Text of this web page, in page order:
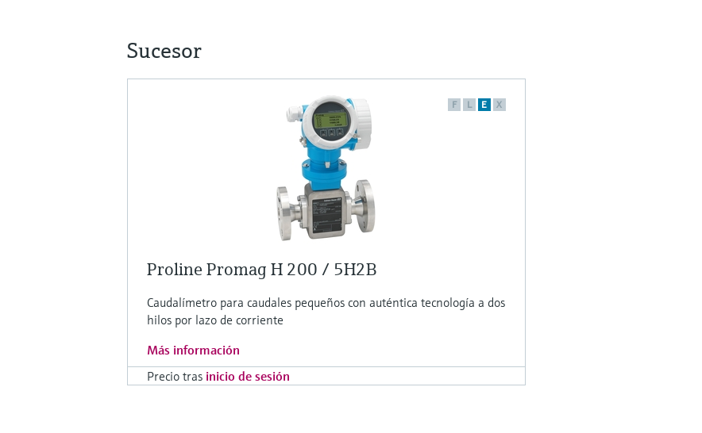
Sucesor
F L E X
Proline Promag H 200 / 5H2B
Caudalímetro para caudales pequeños con auténtica tecnología a dos
hilos por lazo de corriente
Más información
Precio tras inicio de sesión